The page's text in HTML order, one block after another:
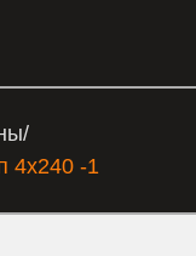
/
4х240 -1